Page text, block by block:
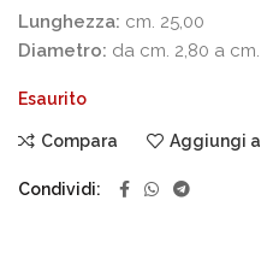
Lunghezza: cm. 25,00
Diametro: da cm. 2,80 a
Esaurito
Compara Aggiungi
Condividi